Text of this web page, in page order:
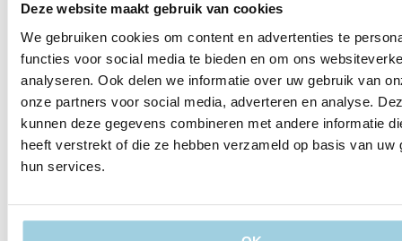
Deze website maakt gebruik van cookies
We gebruiken cookies om content en advertenties te
functies voor social media te bieden en om ons
analyseren. Ook delen we informatie over uw gebruik van
onze partners voor social media, adverteren en analyse.
kunnen deze gegevens combineren met andere informatie
heeft verstrekt of die ze hebben verzameld op basis van uw
hun services.
Freevent
XtraCare
TrachPhone
Een
lichtgewicht
daarin een
ventiel met
Freevent
Siliconen
22mm
HME
connector
Freevent
HME 22
Regular
HME te
gebruiken
in
DualCare
Speaking
Freevent
DualCare
Speaking
Valve
Freevent
spreekklep
met de